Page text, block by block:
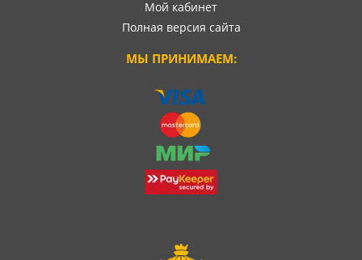
Мой кабинет
Полная версия сайта
МЫ ПРИНИМАЕМ: